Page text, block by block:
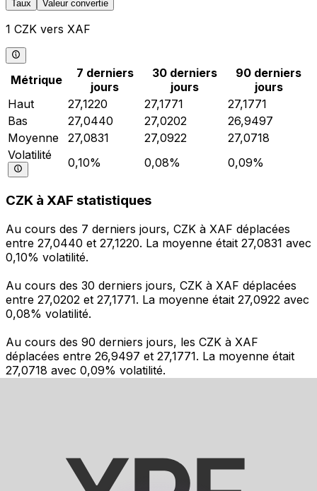
Taux Valeur convertie
1 CZK vers XAF
Métrique
7 derniers
jours
30 derniers
jours
90 derniers
jours
Haut
27,1220 27,1771
27,1771
Bas
27,0440 27,0202
26,9497
Moyenne
27,0831 27,0922
27,0718
Volatilité
0,10% 0,08% 0,09%
CZK à XAF statistiques
Au cours des 7 derniers jours, CZK à XAF déplacées
entre 27,0440 et 27,1220. La moyenne était 27,0831 avec
0,10% volatilité.
Au cours des 30 derniers jours, CZK à XAF déplacées
entre 27,0202 et 27,1771. La moyenne était 27,0922 avec
0,08% volatilité.
Au cours des 90 derniers jours, les CZK à XAF
déplacées entre 26,9497 et 27,1771. La moyenne était
27,0718 avec 0,09% volatilité.
L'application Xe réunit toutes les fonctionnalités
nécessaires pour vos transferts d'argent internationaux